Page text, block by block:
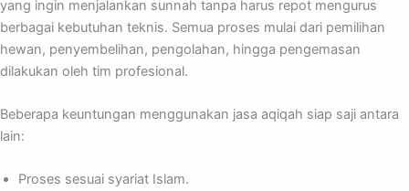
yang ingin menjalankan sunnah tanpa harus repot mengurus
berbagai kebutuhan teknis. Semua proses mulai dari pemilihan
hewan, penyembelihan, pengolahan, hingga pengemasan
dilakukan oleh tim profesional.
Beberapa keuntungan menggunakan jasa aqiqah siap saji antara
lain:
Proses sesuai syariat Islam.